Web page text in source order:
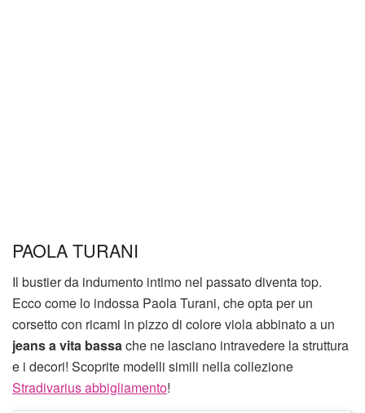
PAOLA TURANI
Il bustier da indumento intimo nel passato diventa top.
Ecco come lo indossa Paola Turani, che opta per un
corsetto con ricami in pizzo di colore viola abbinato a un
jeans a vita bassache ne lasciano intravedere la struttura
e i decori! Scoprite modelli simili nella collezione
Stradivarius abbigliamento!